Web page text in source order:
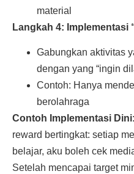
material
Langkah 4: Implementasi
Gabungkan aktivitas
dengan yang “ingin
Contoh: Hanya
berolahraga
Contoh Implementasi Dini:
reward bertingkat: setiap
belajar, aku boleh cek
Setelah mencapai target